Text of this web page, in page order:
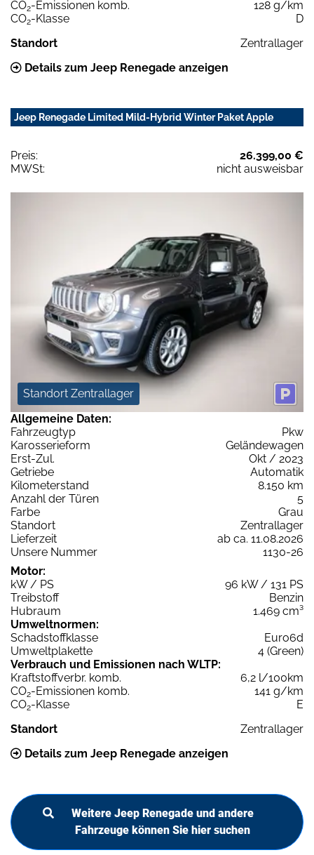
CO2-Emissionen komb.
128 g/km
CO2-Klasse
D
Standort
Zentrallager
Details zum Jeep Renegade anzeigen
Jeep Renegade Limited Mild-Hybrid Winter Paket Apple
Preis:
26.399,00 €
MWSt:
nicht ausweisbar
Standort Zentrallager
Allgemeine Daten:
Fahrzeugtyp
Pkw
Karosserieform
Geländewagen
Erst-Zul.
Okt / 2023
Getriebe
Automatik
Kilometerstand
8.150 km
Anzahl der Türen
5
Farbe
Grau
Standort
Zentrallager
Lieferzeit
ab ca. 11.08.2026
Unsere Nummer
1130-26
Motor:
kW / PS
96 kW / 131 PS
Treibstoff
Benzin
Hubraum
1.469 cm³
Umweltnormen:
Schadstoffklasse
Euro6d
Umweltplakette
4 (Green)
Verbrauch und Emissionen nach WLTP:
Kraftstoffverbr. komb.
6,2 l/100km
CO2-Emissionen komb.
141 g/km
CO2-Klasse
E
Standort
Zentrallager
Details zum Jeep Renegade anzeigen
Weitere Jeep Renegade und andere
Fahrzeuge können Sie hier suchen